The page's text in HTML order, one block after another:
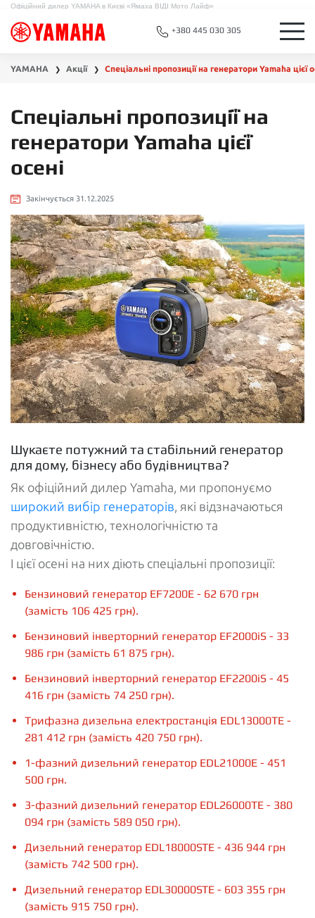
Офіційний дилер YAMAHA в Києві «Ямаха ВІДІ Мото Лайф»
+380 445 030 305
YAMAHA ❯ Акції ❯ Спеціальні пропозиції на генератори Yamaha цієї
Спеціальні пропозиції на
генератори Yamaha цієї
осені
Закінчується 31.12.2025
Шукаєте потужний та стабільний генератор
для дому, бізнесу або будівництва?
Як офіційний дилер Yamaha, ми пропонуємо
широкий вибір генераторів , які відзначаються
продуктивністю, технологічністю та
довговічністю.
І цієї осені на них діють спеціальні пропозиції:
Бензиновий генератор EF7200E - 62 670 грн
(замість 106 425 грн).
Бензиновий інверторний генератор EF2000iS - 33
986 грн (замість 61 875 грн).
Бензиновий інверторний генератор EF2200iS - 45
416 грн (замість 74 250 грн).
Трифазна дизельна електростанція EDL13000TE -
281 412 грн (замість 420 750 грн).
1-фазний дизельний генератор EDL21000E - 451
500 грн.
3-фазний дизельний генератор EDL26000ТE - 380
094 грн (замість 589 050 грн).
Дизельний генератор EDL18000STE - 436 944 грн
(замість 742 500 грн).
Дизельний генератор EDL30000STE - 603 355 грн
(замість 915 750 грн).